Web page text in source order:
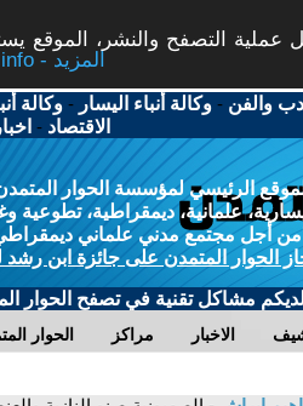
عملية التصفح والنشر، الموقع
More info - المزيد
والفن -وكالة أنباء اليسار -وكالة
الاقتصاد -
الرئيسي لمؤسسة الحوار
علمانية، ديمقراطية، تطوعية
أجل مجتمع مدني علماني ديمقراطي
الحوار المتمدن على جائزة ابن رشد
لديكم مشاكل تقنية في تصفح الحوار
الحوار مراكز الاخبار